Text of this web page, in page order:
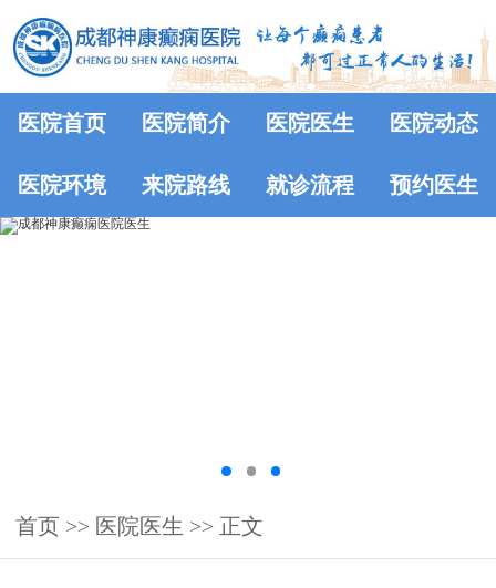
医院首页 医院简介 医院医生 医院动态
医院环境 来院路线 就诊流程 预约医生
首页 >> 医院医生 >> 正文